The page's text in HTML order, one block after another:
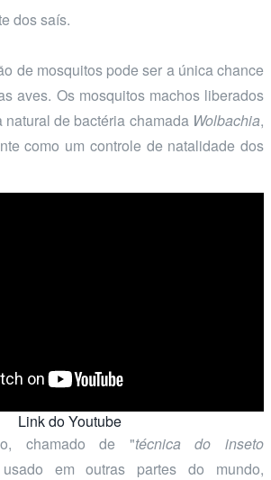
dos saís.
de mosquitos pode ser a única chance
aves. Os mosquitos machos liberados
natural de bactéria chamada Wolbachia,
como um controle de natalidade dos
Link do Youtube
chamado de "técnica do inseto
em outras partes do mundo,